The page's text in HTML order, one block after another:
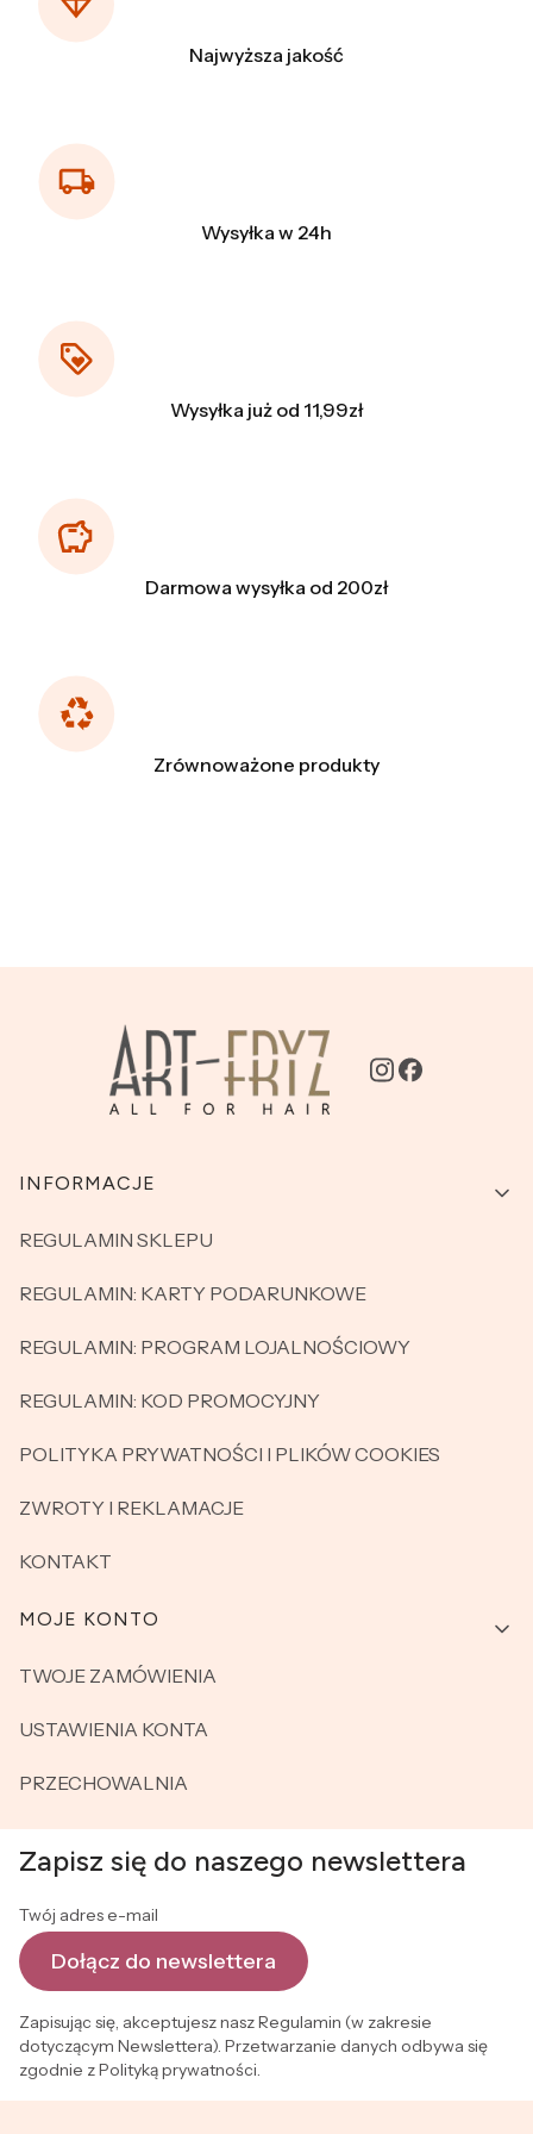
Najwyższa jakość
Wysyłka w 24h
Wysyłka już od 11,99zł
Darmowa wysyłka od 200zł
Zrównoważone produkty
Linki w stopce
INFORMACJE
REGULAMIN SKLEPU
REGULAMIN: KARTY PODARUNKOWE
REGULAMIN: PROGRAM LOJALNOŚCIOWY
REGULAMIN: KOD PROMOCYJNY
POLITYKA PRYWATNOŚCI I PLIKÓW COOKIES
ZWROTY I REKLAMACJE
KONTAKT
MOJE KONTO
TWOJE ZAMÓWIENIA
USTAWIENIA KONTA
PRZECHOWALNIA
Zapisz się do naszego newslettera
Twój adres e-mail
Dołącz do newslettera
Zapisując się, akceptujesz nasz Regulamin (w zakresie
dotyczącym Newslettera). Przetwarzanie danych odbywa się
zgodnie z Polityką prywatności.